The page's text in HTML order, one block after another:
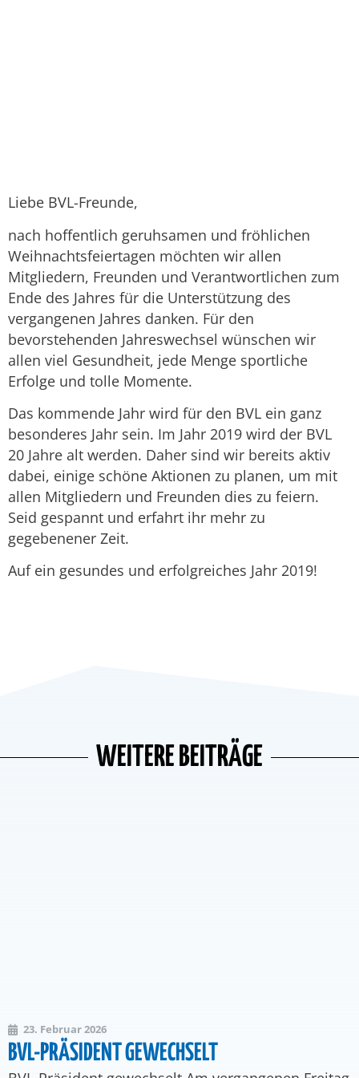
Liebe BVL-Freunde,
nach hoffentlich geruhsamen und fröhlichen
Weihnachtsfeiertagen möchten wir allen
Mitgliedern, Freunden und Verantwortlichen zum
Ende des Jahres für die Unterstützung des
vergangenen Jahres danken. Für den
bevorstehenden Jahreswechsel wünschen wir
allen viel Gesundheit, jede Menge sportliche
Erfolge und tolle Momente.
Das kommende Jahr wird für den BVL ein ganz
besonderes Jahr sein. Im Jahr 2019 wird der BVL
20 Jahre alt werden. Daher sind wir bereits aktiv
dabei, einige schöne Aktionen zu planen, um mit
allen Mitgliedern und Freunden dies zu feiern.
Seid gespannt und erfahrt ihr mehr zu
gegebenener Zeit.
Auf ein gesundes und erfolgreiches Jahr 2019!
WEITERE BEITRÄGE
23. Februar 2026
BVL-PRÄSIDENT GEWECHSELT